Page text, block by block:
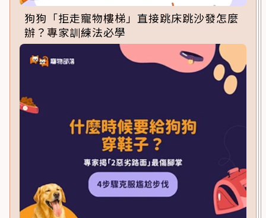
狗狗「拒走寵物樓梯」直接跳床跳沙發怎麼
辦？專家訓練法必學